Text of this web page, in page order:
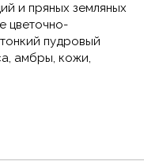
и пряных земляных
цветочно-
пудровый
амбры, кожи,